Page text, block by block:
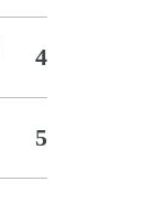
4
5